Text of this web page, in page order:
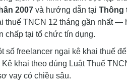
2007 và hướng dẫn tại Thông
thuế TNCN 12 tháng gần nhất
chấp tại tổ chức tín dụng.
số freelancer ngại kê khai thuế
khai theo đúng Luật Thuế
vay có chiều sâu.